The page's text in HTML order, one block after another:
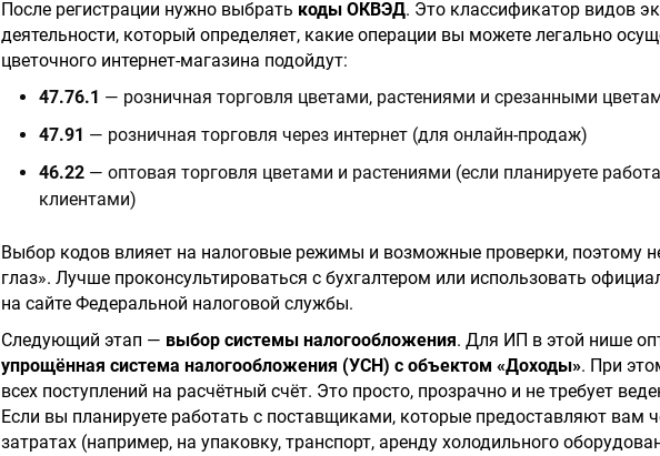
После регистрации нужно выбрать коды ОКВЭД. Это классификатор видов
деятельности, который определяет, какие операции вы можете легально
цветочного интернет-магазина подойдут:
47.76.1 — розничная торговля цветами, растениями и срезанными
47.91 — розничная торговля через интернет (для онлайн-продаж)
46.22 — оптовая торговля цветами и растениями (если планируете
клиентами)
Выбор кодов влияет на налоговые режимы и возможные проверки, поэтому
глаз». Лучше проконсультироваться с бухгалтером или использовать
на сайте Федеральной налоговой службы.
Следующий этап — выбор системы налогообложения. Для ИП в этой нише
упрощённая система налогообложения (УСН) с объектом «Доходы». При
всех поступлений на расчётный счёт. Это просто, прозрачно и не требует
Если вы планируете работать с поставщиками, которые предоставляют вам
затратах (например, на упаковку, транспорт, аренду холодильного